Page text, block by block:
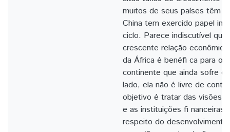
muitos de seus países têm
China tem exercido papel
ciclo. Parece indiscutível
crescente relação
da África é benéfi ca para o
continente que ainda sofre
lado, ela não é livre de
objetivo é tratar das visões
e as instituições fi nanceiras
respeito do